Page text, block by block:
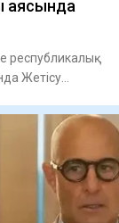
аясында
республикалық
Жетісу